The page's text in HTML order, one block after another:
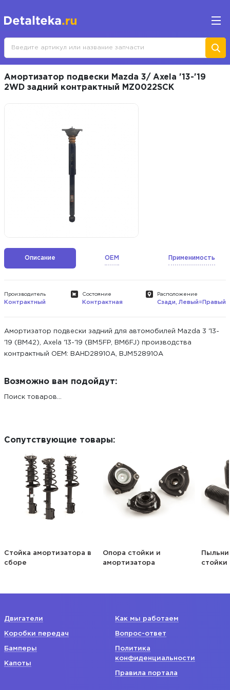
Амортизатор подвески Mazda 3/ Axela '13-'19
2WD задний контрактный MZ0022SCK
Описание OEM Применимость
Производитель
Контрактный
Состояние
Контрактная
Расположение
Сзади, Левый=Правый
Амортизатор подвески задний для автомобилей Mazda 3 '13-
'19 (BM42), Axela '13-'19 (BM5FP, BM6FJ) производства
контрактный ОЕМ: BAHD28910A, BJM528910A
Возможно вам подойдут:
Поиск товаров...
Сопутствующие товары:
Стойка амортизатора в
сборе
Опора стойки и
амортизатора
стойки
Двигатели
Коробки передач
Бамперы
Капоты
Как мы работаем
Вопрос-ответ
Политика
конфиденциальности
Правила портала